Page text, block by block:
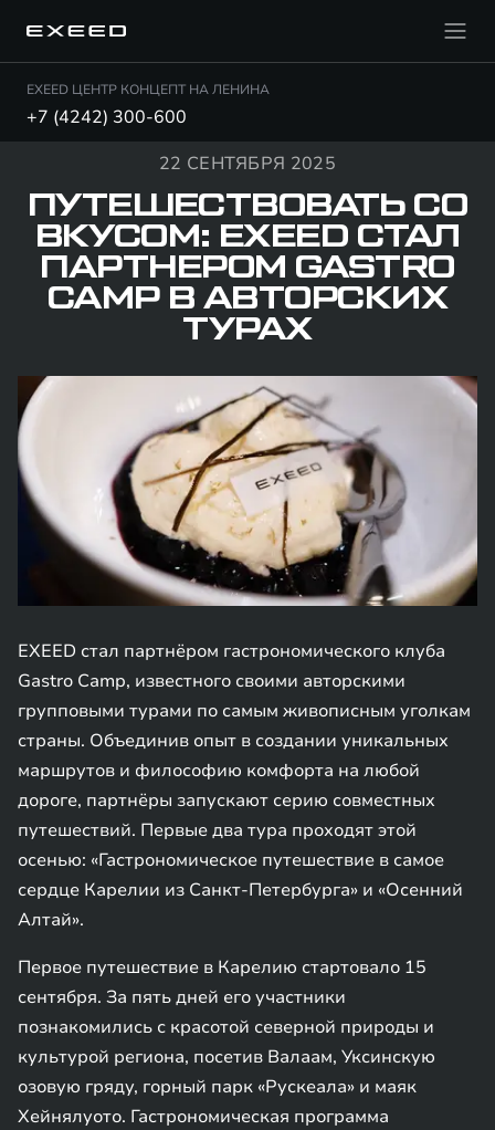
EXEED ЦЕНТР КОНЦЕПТ НА ЛЕНИНА
+7 (4242) 300-600
22 СЕНТЯБРЯ 2025
ПУТЕШЕСТВОВАТЬ СО
ВКУСОМ: EXEED СТАЛ
ПАРТНЕРОМ GASTRO
CAMP В АВТОРСКИХ
ТУРАХ
EXEED стал партнёром гастрономического клуба
Gastro Camp, известного своими авторскими
групповыми турами по самым живописным уголкам
страны. Объединив опыт в создании уникальных
маршрутов и философию комфорта на любой
дороге, партнёры запускают серию совместных
путешествий. Первые два тура проходят этой
осенью: «Гастрономическое путешествие в самое
сердце Карелии из Санкт-Петербурга» и «Осенний
Алтай».
Первое путешествие в Карелию стартовало 15
сентября. За пять дней его участники
познакомились с красотой северной природы и
культурой региона, посетив Валаам, Уксинскую
озовую гряду, горный парк «Рускеала» и маяк
Хейнялуото. Гастрономическая программа